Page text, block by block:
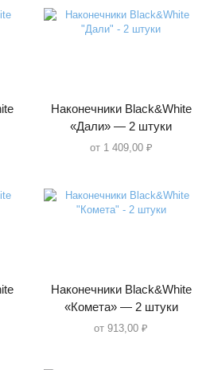
Наконечники Black&White
«Дали» — 2 штуки
от 1 409,00 ₽
Наконечники Black&White
«Комета» — 2 штуки
от 913,00 ₽